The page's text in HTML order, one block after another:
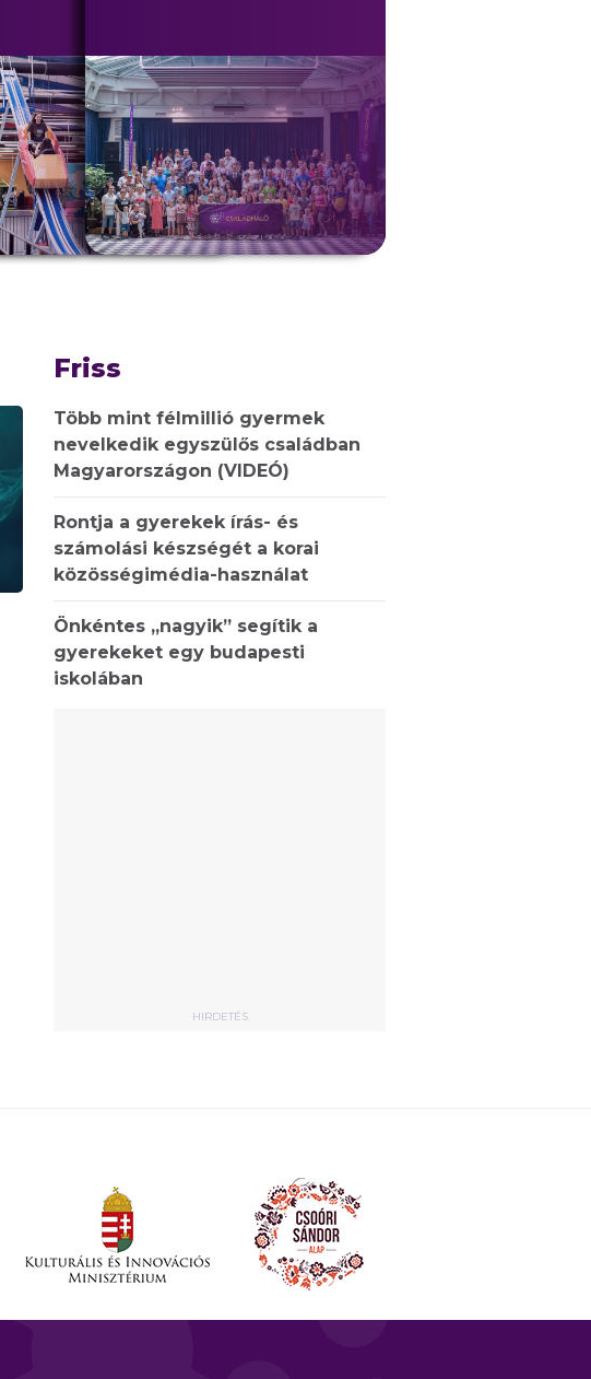
Friss
Több mint félmillió gyermek
nevelkedik egyszülős családban
Magyarországon (VIDEÓ)
Rontja a gyerekek írás- és
számolási készségét a korai
közösségimédia-használat
Önkéntes „nagyik” segítik a
gyerekeket egy budapesti
iskolában
HIRDETÉS